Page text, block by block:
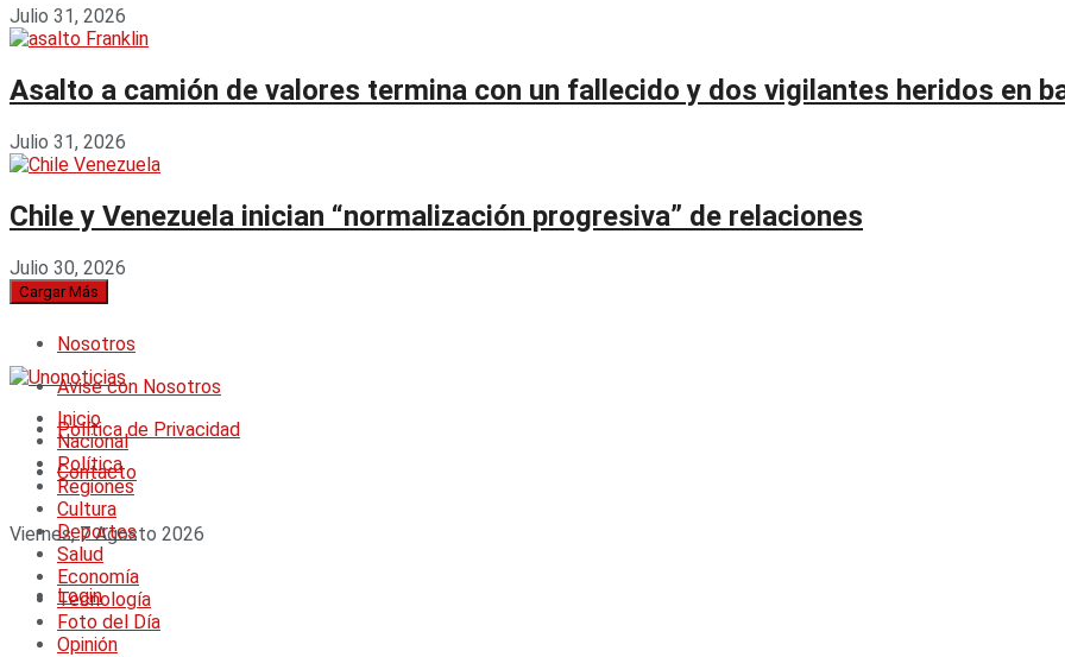
Julio 31, 2026
Asalto a camión de valores termina con un fallecido y dos vigilantes heridos en
Julio 31, 2026
Chile y Venezuela inician “normalización progresiva” de relaciones
Julio 30, 2026
Cargar Más
Nosotros
Avise con Nosotros
Política de Privacidad
Contacto
Viernes, 7 Agosto 2026
Login
Inicio
Nacional
Política
Regiones
Cultura
Deportes
Salud
Economía
Tecnología
Foto del Día
Opinión